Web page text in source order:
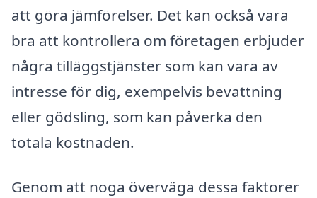
att göra jämförelser. Det kan också vara
bra att kontrollera om företagen erbjuder
några tilläggstjänster som kan vara av
intresse för dig, exempelvis bevattning
eller gödsling, som kan påverka den
totala kostnaden.
Genom att noga överväga dessa faktorer